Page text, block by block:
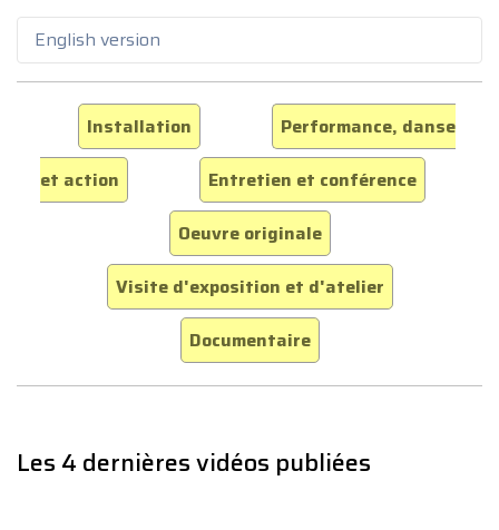
English version
Installation
Performance, danse
et action
Entretien et conférence
Oeuvre originale
Visite d'exposition et d'atelier
Documentaire
Les 4 dernières vidéos publiées